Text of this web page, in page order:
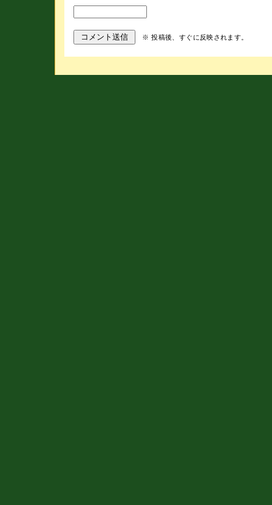
※ 投稿後、すぐに反映されます。